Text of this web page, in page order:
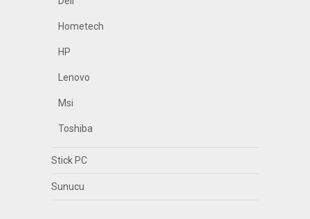
Hometech
HP
Lenovo
Msi
Toshiba
Stick PC
Sunucu